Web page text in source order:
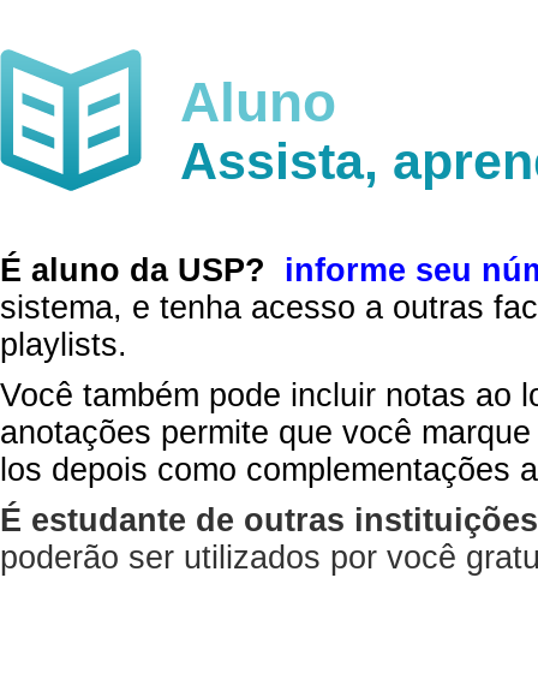
Aluno
Assista,
É aluno da USP?
informe seu
sistema, e tenha acesso a outras
playlists.
Você também pode incluir notas ao
anotações permite que você
los depois como complementações
É estudante de outras
poderão ser utilizados por você